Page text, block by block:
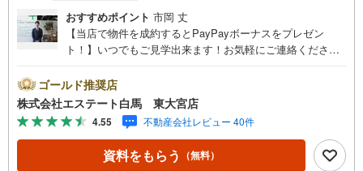
おすすめポイント 市岡 丈
【当店で物件を成約するとPayPayボーナスをプレゼン
ト！】いつでもご見学出来ます！お気軽にご連絡くださ
来店しやすい店舗です。お気軽にお立ち寄り下さい。～人
気のリモート見学・リモート相談サービス～・小さいお子
様や家事で外出できない、天気が悪く外出したくない時・L
INEやZOOMなど無料のアプリですぐにご利用いただけま
す・リモート見学はスタッフがご興味ある物件の現地から
映像をお届けします・写真では伝わりにくい「空気感」や
ゴールド推奨店
株式会社エステート白馬 東大宮店
4.55 不動産会社レビュー 40件
資料をもらう （無料）